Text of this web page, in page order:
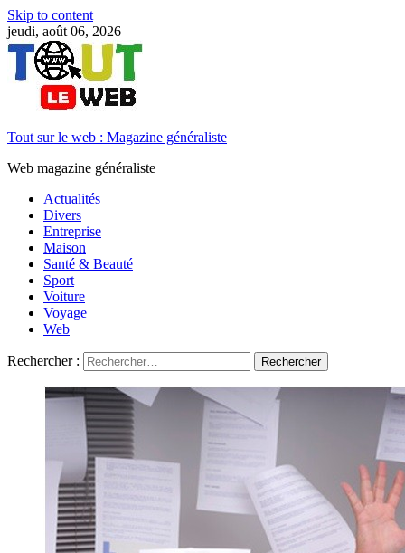
Skip to content
jeudi, août 06, 2026
Tout sur le web : Magazine généraliste
Web magazine généraliste
Actualités
Divers
Entreprise
Maison
Santé & Beauté
Sport
Voiture
Voyage
Web
Rechercher :